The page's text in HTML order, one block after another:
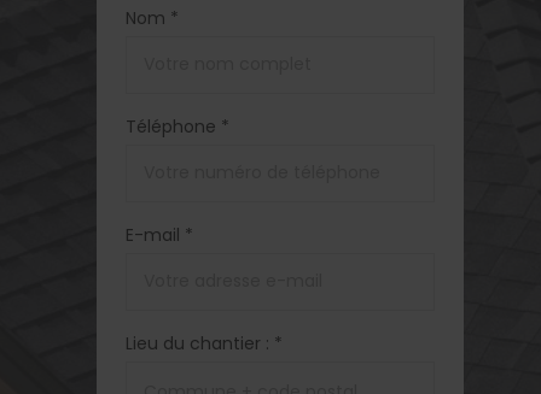
Nom *
Téléphone *
E-mail *
Lieu du chantier : *